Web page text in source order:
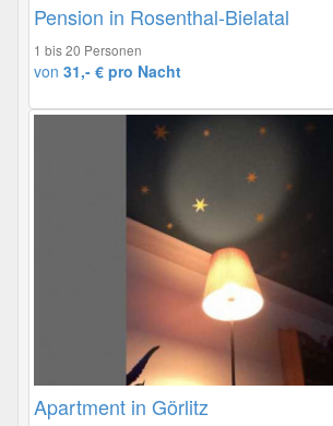
Pension in Rosenthal-Bielatal
1 bis 20 Personen
von 31,- € pro Nacht
Apartment in Görlitz